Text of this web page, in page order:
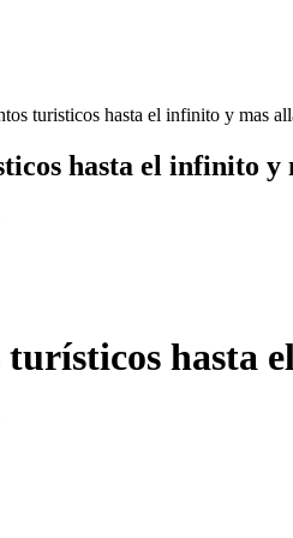
hasta el infinito y
hasta